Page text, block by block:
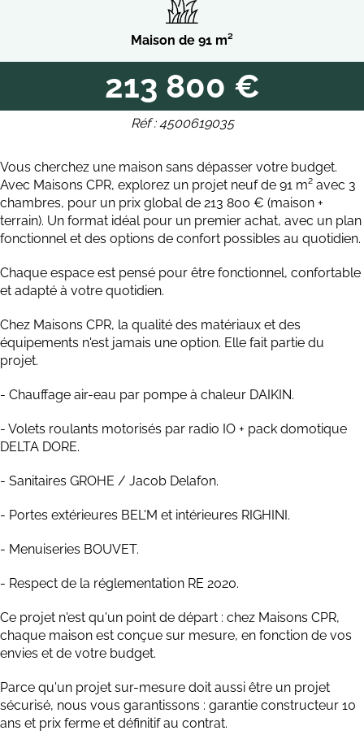
Maison de 91 m²
213 800 €
Réf : 4500619035
Vous cherchez une maison sans dépasser votre budget.
Avec Maisons CPR, explorez un projet neuf de 91 m² avec 3
chambres, pour un prix global de 213 800 € (maison +
terrain). Un format idéal pour un premier achat, avec un plan
fonctionnel et des options de confort possibles au quotidien.
Chaque espace est pensé pour être fonctionnel, confortable
et adapté à votre quotidien.
Chez Maisons CPR, la qualité des matériaux et des
équipements n'est jamais une option. Elle fait partie du
projet.
- Chauffage air-eau par pompe à chaleur DAIKIN.
- Volets roulants motorisés par radio IO + pack domotique
DELTA DORE.
- Sanitaires GROHE / Jacob Delafon.
- Portes extérieures BEL'M et intérieures RIGHINI.
- Menuiseries BOUVET.
- Respect de la réglementation RE 2020.
Ce projet n'est qu'un point de départ : chez Maisons CPR,
chaque maison est conçue sur mesure, en fonction de vos
envies et de votre budget.
Parce qu'un projet sur-mesure doit aussi être un projet
sécurisé, nous vous garantissons : garantie constructeur 10
ans et prix ferme et définitif au contrat.